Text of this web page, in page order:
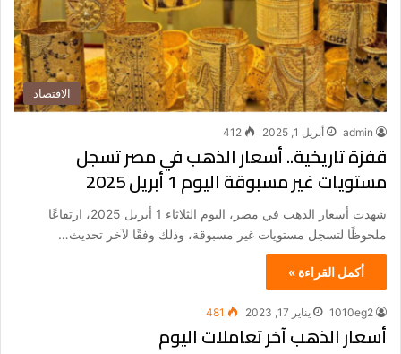
الاقتصاد
admin أبريل 1, 2025 412
قفزة تاريخية.. أسعار الذهب في مصر تسجل
مستويات غير مسبوقة اليوم 1 أبريل 2025
شهدت أسعار الذهب في مصر، اليوم الثلاثاء 1 أبريل 2025، ارتفاعًا
ملحوظًا لتسجل مستويات غير مسبوقة، وذلك وفقًا لآخر تحديث…
أكمل القراءة »
1010eg2 يناير 17, 2023 481
أسعار الذهب آخر تعاملات اليوم